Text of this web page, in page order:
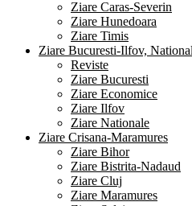
Ziare Caras-Severin
Ziare Hunedoara
Ziare Timis
Ziare Bucuresti-Ilfov,
Reviste
Ziare Bucuresti
Ziare Economice
Ziare Ilfov
Ziare Nationale
Ziare Crisana-Maramures
Ziare Bihor
Ziare Bistrita-Nadaud
Ziare Cluj
Ziare Maramures